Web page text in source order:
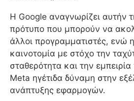
Η Google αναγνωρίζει αυτήν
πρότυπο που μπορούν να
άλλοι προγραμματιστές, ενώ
καινοτομία με στόχο την
σταθερότητα και την
Meta ηγέτιδα δύναμη στην
ανάπτυξης εφαρμογών.